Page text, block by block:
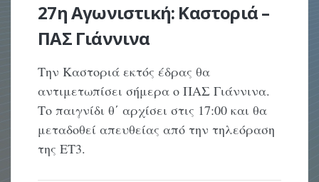
27η Αγωνιστική: Καστοριά –
ΠΑΣ Γιάννινα
Την Καστοριά εκτός έδρας θα
αντιμετωπίσει σήμερα ο ΠΑΣ Γιάννινα.
Το παιγνίδι θ΄ αρχίσει στις 17:00 και θα
μεταδοθεί απευθείας από την τηλεόραση
της ΕΤ3.